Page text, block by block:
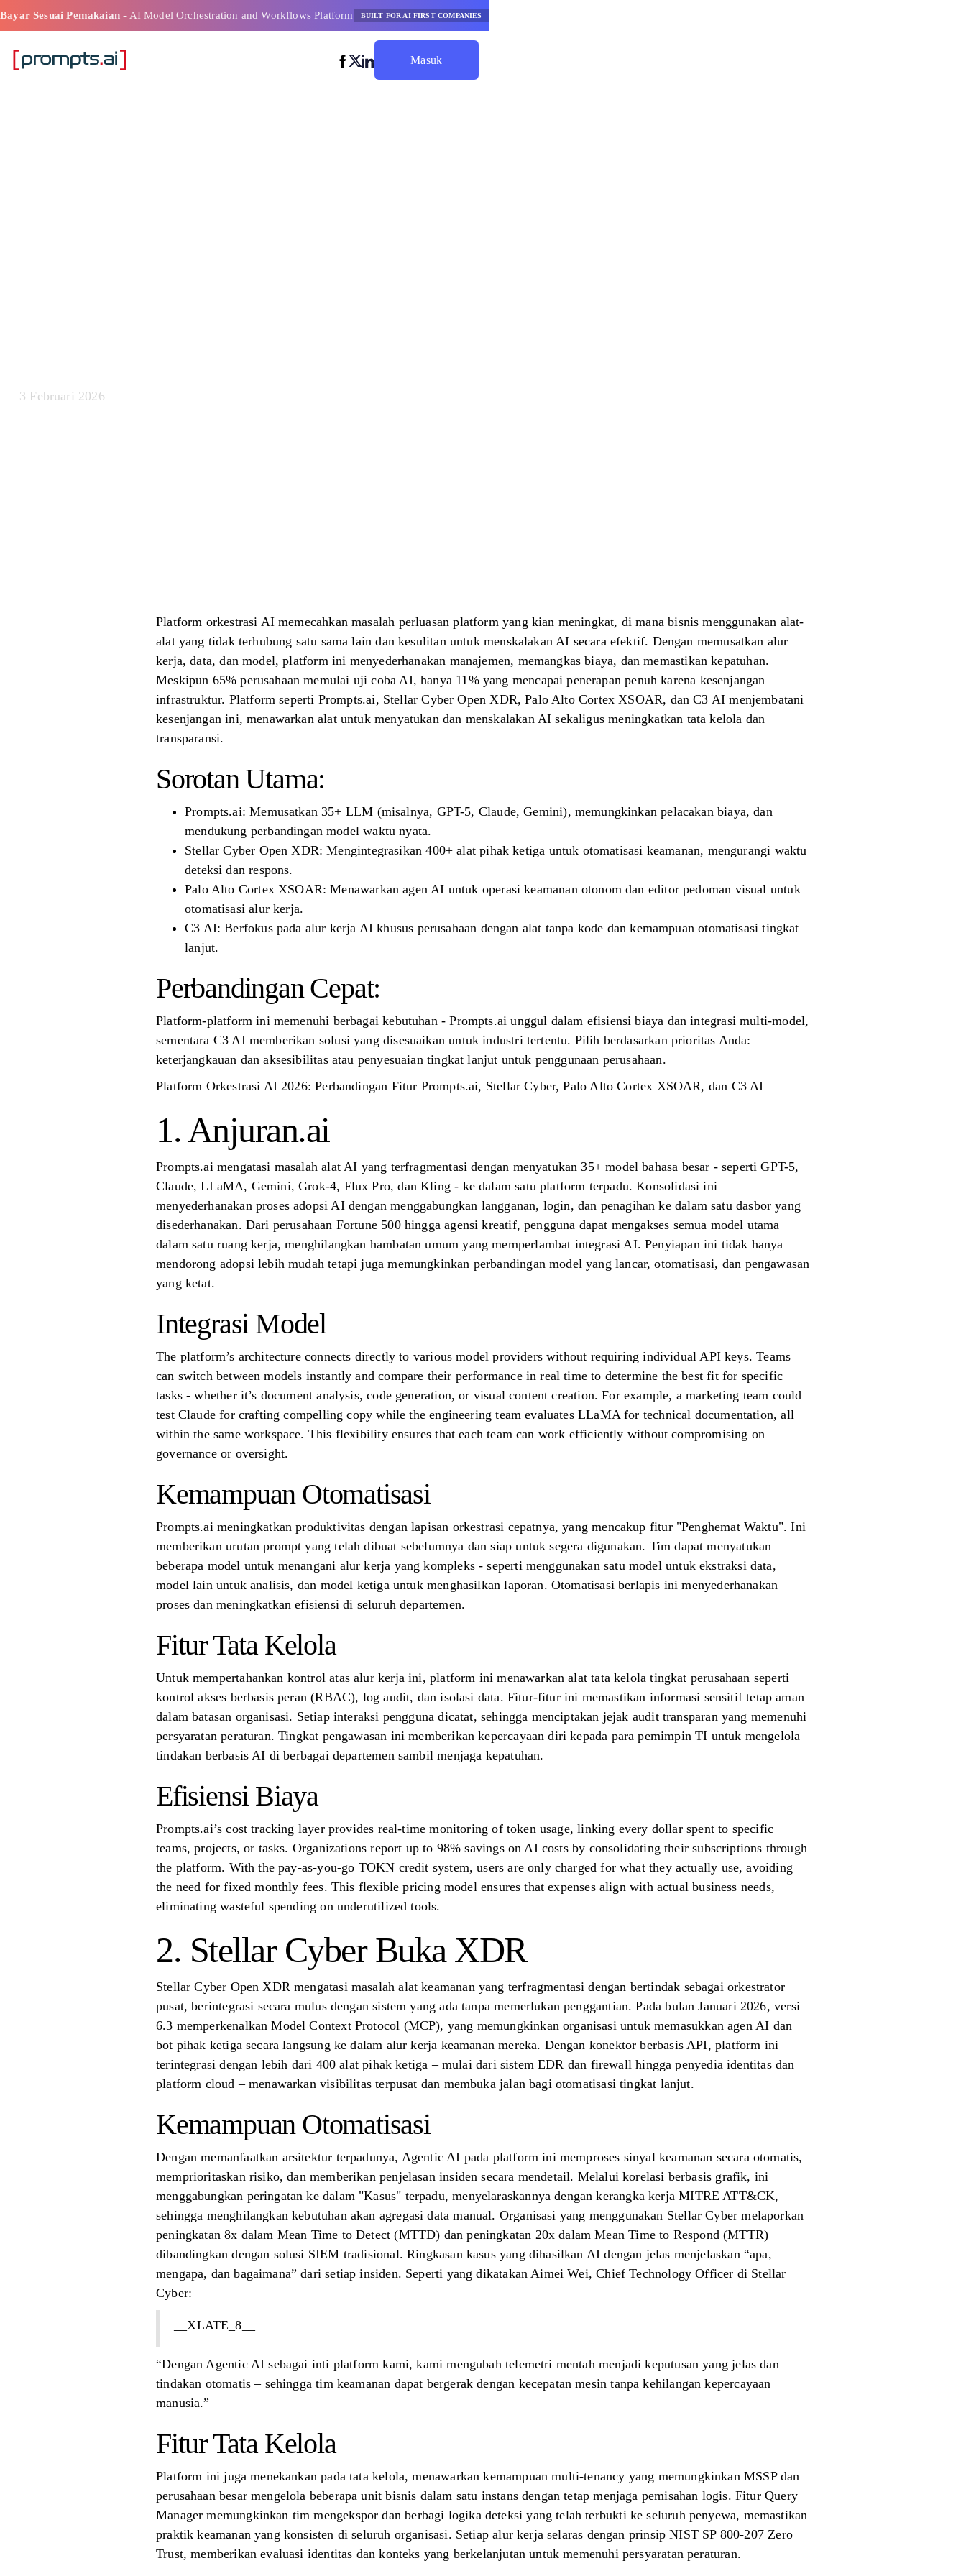
Bayar Sesuai Pemakaian- AI Model Orchestration and Workflows Platform BUILT FOR AI FIRST COMPANIES
Masuk
3 Februari 2026
Platform orkestrasi AI memecahkan masalah perluasan platform yang kian meningkat, di mana bisnis menggunakan alat-
alat yang tidak terhubung satu sama lain dan kesulitan untuk menskalakan AI secara efektif. Dengan memusatkan alur
kerja, data, dan model, platform ini menyederhanakan manajemen, memangkas biaya, dan memastikan kepatuhan.
Meskipun 65% perusahaan memulai uji coba AI, hanya 11% yang mencapai penerapan penuh karena kesenjangan
infrastruktur. Platform seperti Prompts.ai, Stellar Cyber ​​Open XDR, Palo Alto Cortex XSOAR, dan C3 AI menjembatani
kesenjangan ini, menawarkan alat untuk menyatukan dan menskalakan AI sekaligus meningkatkan tata kelola dan
transparansi.
Sorotan Utama:
Prompts.ai: Memusatkan 35+ LLM (misalnya, GPT-5, Claude, Gemini), memungkinkan pelacakan biaya, dan
mendukung perbandingan model waktu nyata.
Stellar Cyber ​​Open XDR: Mengintegrasikan 400+ alat pihak ketiga untuk otomatisasi keamanan, mengurangi waktu
deteksi dan respons.
Palo Alto Cortex XSOAR: Menawarkan agen AI untuk operasi keamanan otonom dan editor pedoman visual untuk
otomatisasi alur kerja.
C3 AI: Berfokus pada alur kerja AI khusus perusahaan dengan alat tanpa kode dan kemampuan otomatisasi tingkat
lanjut.
Perbandingan Cepat:
Platform-platform ini memenuhi berbagai kebutuhan - Prompts.ai unggul dalam efisiensi biaya dan integrasi multi-model,
sementara C3 AI memberikan solusi yang disesuaikan untuk industri tertentu. Pilih berdasarkan prioritas Anda:
keterjangkauan dan aksesibilitas atau penyesuaian tingkat lanjut untuk penggunaan perusahaan.
Platform Orkestrasi AI 2026: Perbandingan Fitur Prompts.ai, Stellar Cyber, Palo Alto Cortex XSOAR, dan C3 AI
1. Anjuran.ai
Prompts.ai mengatasi masalah alat AI yang terfragmentasi dengan menyatukan 35+ model bahasa besar - seperti GPT-5,
Claude, LLaMA, Gemini, Grok-4, Flux Pro, dan Kling - ke dalam satu platform terpadu. Konsolidasi ini
menyederhanakan proses adopsi AI dengan menggabungkan langganan, login, dan penagihan ke dalam satu dasbor yang
disederhanakan. Dari perusahaan Fortune 500 hingga agensi kreatif, pengguna dapat mengakses semua model utama
dalam satu ruang kerja, menghilangkan hambatan umum yang memperlambat integrasi AI. Penyiapan ini tidak hanya
mendorong adopsi lebih mudah tetapi juga memungkinkan perbandingan model yang lancar, otomatisasi, dan pengawasan
yang ketat.
Integrasi Model
The platform’s architecture connects directly to various model providers without requiring individual API keys. Teams
can switch between models instantly and compare their performance in real time to determine the best fit for specific
tasks - whether it’s document analysis, code generation, or visual content creation. For example, a marketing team could
test Claude for crafting compelling copy while the engineering team evaluates LLaMA for technical documentation, all
within the same workspace. This flexibility ensures that each team can work efficiently without compromising on
governance or oversight.
Kemampuan Otomatisasi
Prompts.ai meningkatkan produktivitas dengan lapisan orkestrasi cepatnya, yang mencakup fitur "Penghemat Waktu". Ini
memberikan urutan prompt yang telah dibuat sebelumnya dan siap untuk segera digunakan. Tim dapat menyatukan
beberapa model untuk menangani alur kerja yang kompleks - seperti menggunakan satu model untuk ekstraksi data,
model lain untuk analisis, dan model ketiga untuk menghasilkan laporan. Otomatisasi berlapis ini menyederhanakan
proses dan meningkatkan efisiensi di seluruh departemen.
Fitur Tata Kelola
Untuk mempertahankan kontrol atas alur kerja ini, platform ini menawarkan alat tata kelola tingkat perusahaan seperti
kontrol akses berbasis peran (RBAC), log audit, dan isolasi data. Fitur-fitur ini memastikan informasi sensitif tetap aman
dalam batasan organisasi. Setiap interaksi pengguna dicatat, sehingga menciptakan jejak audit transparan yang memenuhi
persyaratan peraturan. Tingkat pengawasan ini memberikan kepercayaan diri kepada para pemimpin TI untuk mengelola
tindakan berbasis AI di berbagai departemen sambil menjaga kepatuhan.
Efisiensi Biaya
Prompts.ai’s cost tracking layer provides real-time monitoring of token usage, linking every dollar spent to specific
teams, projects, or tasks. Organizations report up to 98% savings on AI costs by consolidating their subscriptions through
the platform. With the pay-as-you-go TOKN credit system, users are only charged for what they actually use, avoiding
the need for fixed monthly fees. This flexible pricing model ensures that expenses align with actual business needs,
eliminating wasteful spending on underutilized tools.
2. Stellar Cyber ​​Buka XDR
Stellar Cyber ​​Open XDR mengatasi masalah alat keamanan yang terfragmentasi dengan bertindak sebagai orkestrator
pusat, berintegrasi secara mulus dengan sistem yang ada tanpa memerlukan penggantian. Pada bulan Januari 2026, versi
6.3 memperkenalkan Model Context Protocol (MCP), yang memungkinkan organisasi untuk memasukkan agen AI dan
bot pihak ketiga secara langsung ke dalam alur kerja keamanan mereka. Dengan konektor berbasis API, platform ini
terintegrasi dengan lebih dari 400 alat pihak ketiga – mulai dari sistem EDR dan firewall hingga penyedia identitas dan
platform cloud – menawarkan visibilitas terpusat dan membuka jalan bagi otomatisasi tingkat lanjut.
Kemampuan Otomatisasi
Dengan memanfaatkan arsitektur terpadunya, Agentic AI pada platform ini memproses sinyal keamanan secara otomatis,
memprioritaskan risiko, dan memberikan penjelasan insiden secara mendetail. Melalui korelasi berbasis grafik, ini
menggabungkan peringatan ke dalam "Kasus" terpadu, menyelaraskannya dengan kerangka kerja MITRE ATT&CK,
sehingga menghilangkan kebutuhan akan agregasi data manual. Organisasi yang menggunakan Stellar Cyber ​​melaporkan
peningkatan 8x dalam Mean Time to Detect (MTTD) dan peningkatan 20x dalam Mean Time to Respond (MTTR)
dibandingkan dengan solusi SIEM tradisional. Ringkasan kasus yang dihasilkan AI dengan jelas menjelaskan “apa,
mengapa, dan bagaimana” dari setiap insiden. Seperti yang dikatakan Aimei Wei, Chief Technology Officer di Stellar
Cyber:
__XLATE_8__
“Dengan Agentic AI sebagai inti platform kami, kami mengubah telemetri mentah menjadi keputusan yang jelas dan
tindakan otomatis – sehingga tim keamanan dapat bergerak dengan kecepatan mesin tanpa kehilangan kepercayaan
manusia.”
Fitur Tata Kelola
Platform ini juga menekankan pada tata kelola, menawarkan kemampuan multi-tenancy yang memungkinkan MSSP dan
perusahaan besar mengelola beberapa unit bisnis dalam satu instans dengan tetap menjaga pemisahan logis. Fitur Query
Manager memungkinkan tim mengekspor dan berbagi logika deteksi yang telah terbukti ke seluruh penyewa, memastikan
praktik keamanan yang konsisten di seluruh organisasi. Setiap alur kerja selaras dengan prinsip NIST SP 800-207 Zero
Trust, memberikan evaluasi identitas dan konteks yang berkelanjutan untuk memenuhi persyaratan peraturan.